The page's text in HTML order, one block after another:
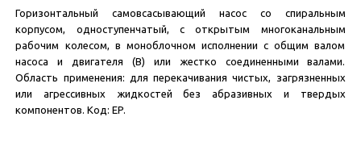
Горизонтальный самовсасывающий насос со спиральным
корпусом, одноступенчатый, с открытым многоканальным
рабочим колесом, в моноблочном исполнении с общим валом
насоса и двигателя (В) или жестко соединенными валами.
Область применения: для перекачивания чистых, загрязненных
или агрессивных жидкостей без абразивных и твердых
компонентов. Код: EP.